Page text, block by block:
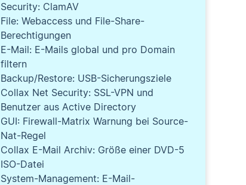
Security: ClamAV
File: Webaccess und File-Share-
Berechtigungen
E-Mail: E-Mails global und pro Domain
filtern
Backup/Restore: USB-Sicherungsziele
Collax Net Security: SSL-VPN und
Benutzer aus Active Directory
GUI: Firewall-Matrix Warnung bei Source-
Nat-Regel
Collax E-Mail Archiv: Größe einer DVD-5
ISO-Datei
System-Management: E-Mail-